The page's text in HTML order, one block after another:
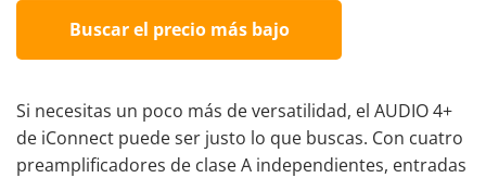
Buscar el precio más bajo
Si necesitas un poco más de versatilidad, el AUDIO 4+
de iConnect puede ser justo lo que buscas. Con cuatro
preamplificadores de clase A independientes, entradas